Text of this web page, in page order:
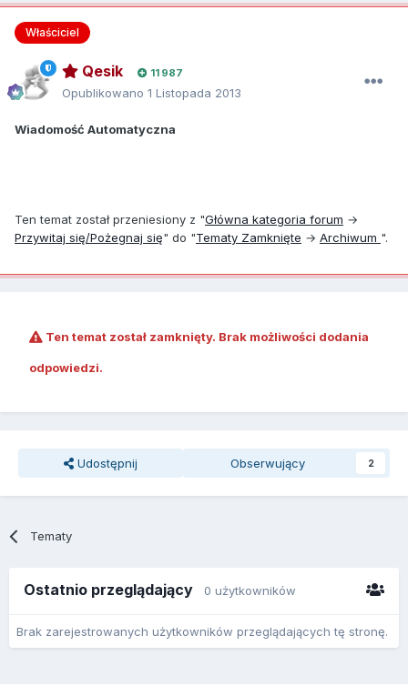
Właściciel
Qesik 11 987
Opublikowano 1 Listopada 2013
Wiadomość Automatyczna
Ten temat został przeniesiony z "Główna kategoria forum →
Przywitaj się/Pożegnaj się" do "Tematy Zamknięte → Archiwum ".
Ten temat został zamknięty. Brak możliwości dodania
odpowiedzi.
Udostępnij Obserwujący 2
Tematy
Ostatnio przeglądający 0 użytkowników
Brak zarejestrowanych użytkowników przeglądających tę stronę.